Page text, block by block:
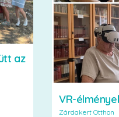
az
VR-
Zárdakert Otthon